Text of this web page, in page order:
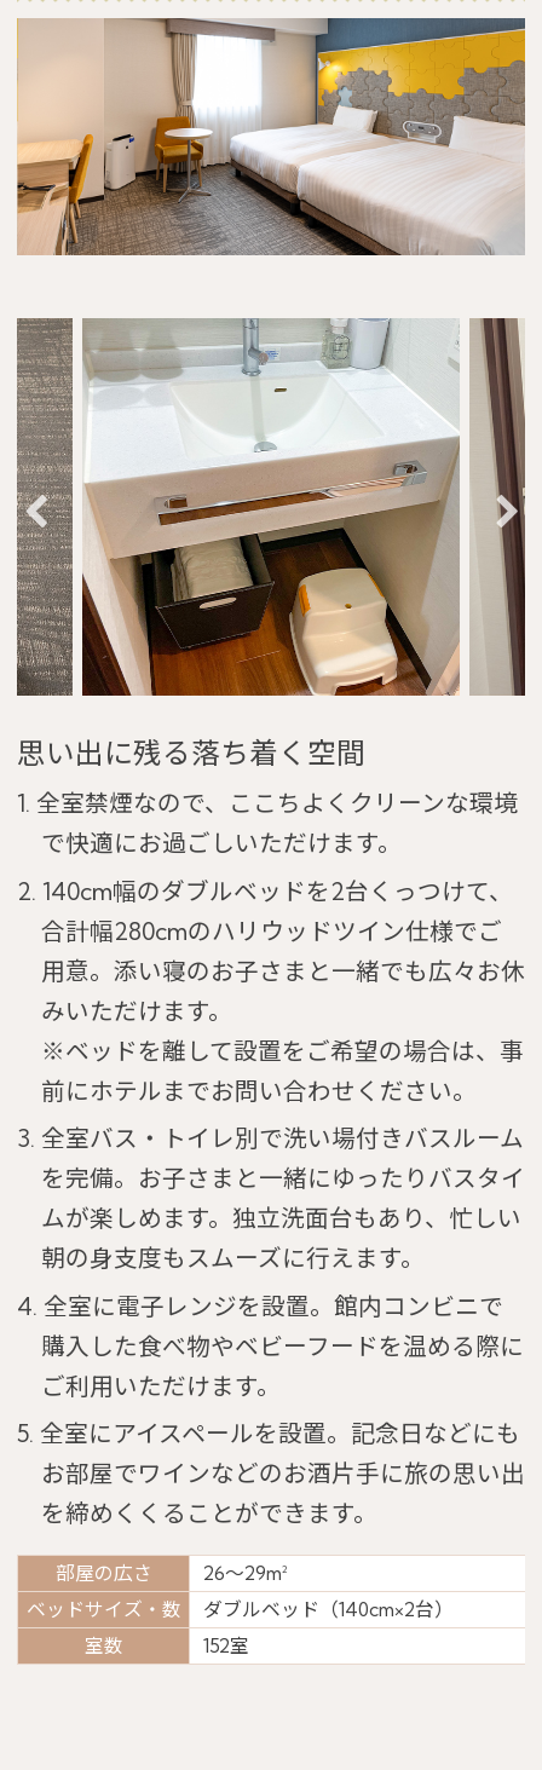
思い出に残る落ち着く空間
1. 全室禁煙なので、ここちよくクリーンな環境
で快適にお過ごしいただけます。
2. 140cm幅のダブルベッドを2台くっつけて、
合計幅280cmのハリウッドツイン仕様でご
用意。添い寝のお子さまと一緒でも広々お休
みいただけます。
※ベッドを離して設置をご希望の場合は、事
前にホテルまでお問い合わせください。
3. 全室バス・トイレ別で洗い場付きバスルーム
を完備。お子さまと一緒にゆったりバスタイ
ムが楽しめます。独立洗面台もあり、忙しい
朝の身支度もスムーズに行えます。
4. 全室に電子レンジを設置。館内コンビニで
購入した食べ物やベビーフードを温める際に
ご利用いただけます。
5. 全室にアイスペールを設置。記念日などにも
お部屋でワインなどのお酒片手に旅の思い出
を締めくくることができます。
部屋の広さ 26～29m2
ベッドサイズ・数
ダブルベッド（140cm×2台）
室数
152室